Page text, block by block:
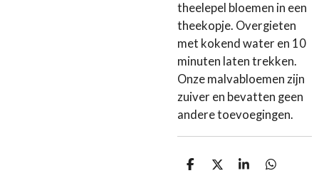
theelepel bloemen in een
theekopje. Overgieten
met kokend water en 10
minuten laten trekken.
Onze malvabloemen zijn
zuiver en bevatten geen
andere toevoegingen.
D
D
S
D